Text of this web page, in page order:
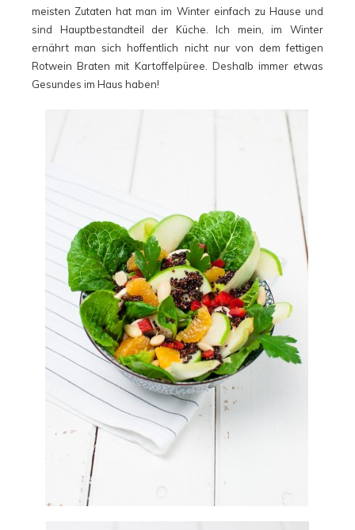
meisten Zutaten hat man im Winter einfach zu Hause und
sind Hauptbestandteil der Küche. Ich mein, im Winter
ernährt man sich hoffentlich nicht nur von dem fettigen
Rotwein Braten mit Kartoffelpüree. Deshalb immer etwas
Gesundes im Haus haben!